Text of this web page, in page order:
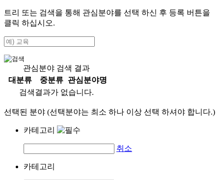
트리 또는 검색을 통해 관심분야를 선택 하신 후 등록 버튼을
클릭 하십시오.
관심분야 검색 결과
대분류
중분류
관심분야명
검색결과가 없습니다.
선택된 분야 (선택분야는 최소 하나 이상 선택 하셔야 합니다.)
카테고리
취소
카테고리